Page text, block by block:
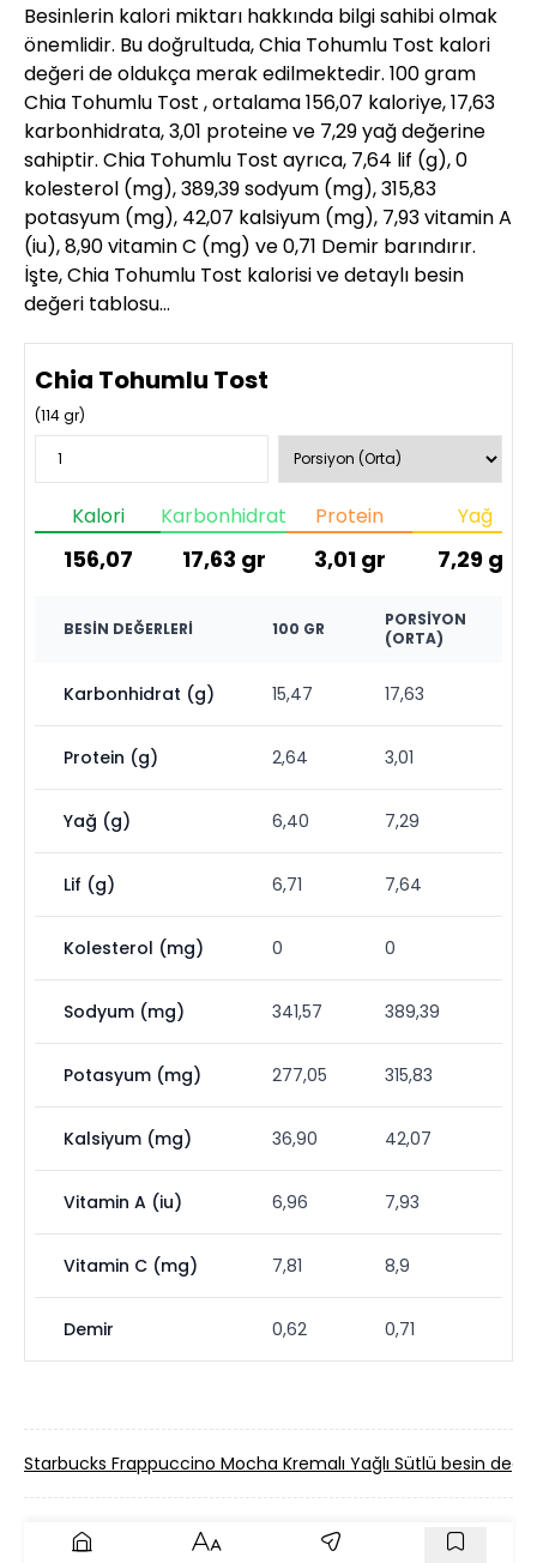
Besinlerin kalori miktarı hakkında bilgi sahibi olmak
önemlidir. Bu doğrultuda, Chia Tohumlu Tost kalori
değeri de oldukça merak edilmektedir. 100 gram
Chia Tohumlu Tost , ortalama 156,07 kaloriye, 17,63
karbonhidrata, 3,01 proteine ve 7,29 yağ değerine
sahiptir. Chia Tohumlu Tost ayrıca, 7,64 lif (g), 0
kolesterol (mg), 389,39 sodyum (mg), 315,83
potasyum (mg), 42,07 kalsiyum (mg), 7,93 vitamin A
(iu), 8,90 vitamin C (mg) ve 0,71 Demir barındırır.
İşte, Chia Tohumlu Tost kalorisi ve detaylı besin
değeri tablosu…
Chia Tohumlu Tost
(114gr)
Kalori
156,07
Karbonhidrat
17,63 gr
Protein
3,01gr
Yağ
7,29 gr
BESIN DEĞERLERI 100 GR
PORSIYON
(ORTA)
Karbonhidrat (g) 15,47 17,63
Protein (g) 2,64 3,01
Yağ (g) 6,40 7,29
Lif (g) 6,71 7,64
Kolesterol (mg) 0 0
Sodyum (mg) 341,57 389,39
Potasyum (mg) 277,05 315,83
Kalsiyum (mg) 36,90 42,07
Vitamin A (iu) 6,96 7,93
Vitamin C (mg) 7,81 8,9
Demir 0,62 0,71
Starbucks Frappuccino Mocha Kremalı Yağlı Sütlü besin